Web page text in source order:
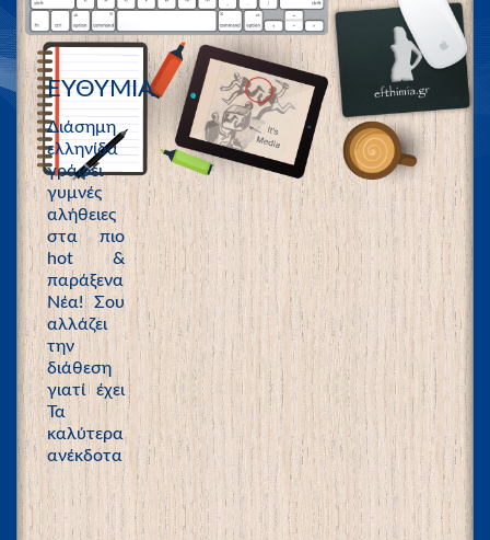
ΕΥΘΥΜΙΑ
Διάσημη
ελληνίδα
γράφει
γυμνές
αλήθειες
στα πιο
hot &
παράξενα
Νέα! Σου
αλλάζει
την
διάθεση
γιατί έχει
Τα
καλύτερα
ανέκδοτα